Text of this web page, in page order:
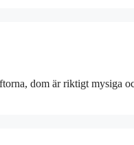
dom är riktigt mysiga